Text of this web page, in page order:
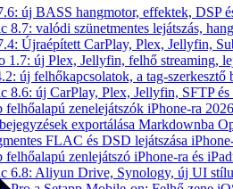
új BASS hangmotor, effektek, DSP
8.7: valódi szünetmentes lejátszás,
Újraépített CarPlay, Plex, Jellyfin,
1.7: új Plex, Jellyfin, felhő streaming,
új felhőkapcsolatok, a tag-szerkesztő
8.6: új CarPlay, Plex, Jellyfin, SFTP
felhőalapú zenelejátszók iPhone-ra
exportálása Markdownba
FLAC és DSD lejátszása
felhőalapú zenlejátszó iPhone-ra és
6.8: Aliyun Drive, Synology, új UI